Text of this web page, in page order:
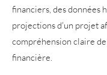
financiers, des données
projections d'un projet
compréhension claire
financière.